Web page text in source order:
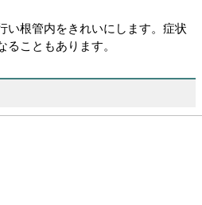
い根管内をきれいにします。症状
こともあります。